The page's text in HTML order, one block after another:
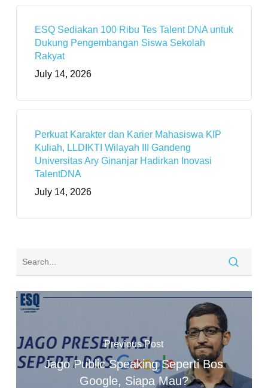
ESQ Sediakan 100 Ribu Tes Talent DNA untuk
Dukung Pengembangan Siswa Sekolah
Rakyat
July 14, 2026
Perkuat Karakter dan Karier Mahasiswa KIP
Kuliah, LLDIKTI Wilayah III Gandeng
Universitas Ary Ginanjar Hadirkan Inovasi
TalentDNA
July 14, 2026
Previous Post
Jago Public Speaking Seperti Bos
Google, Siapa Mau?